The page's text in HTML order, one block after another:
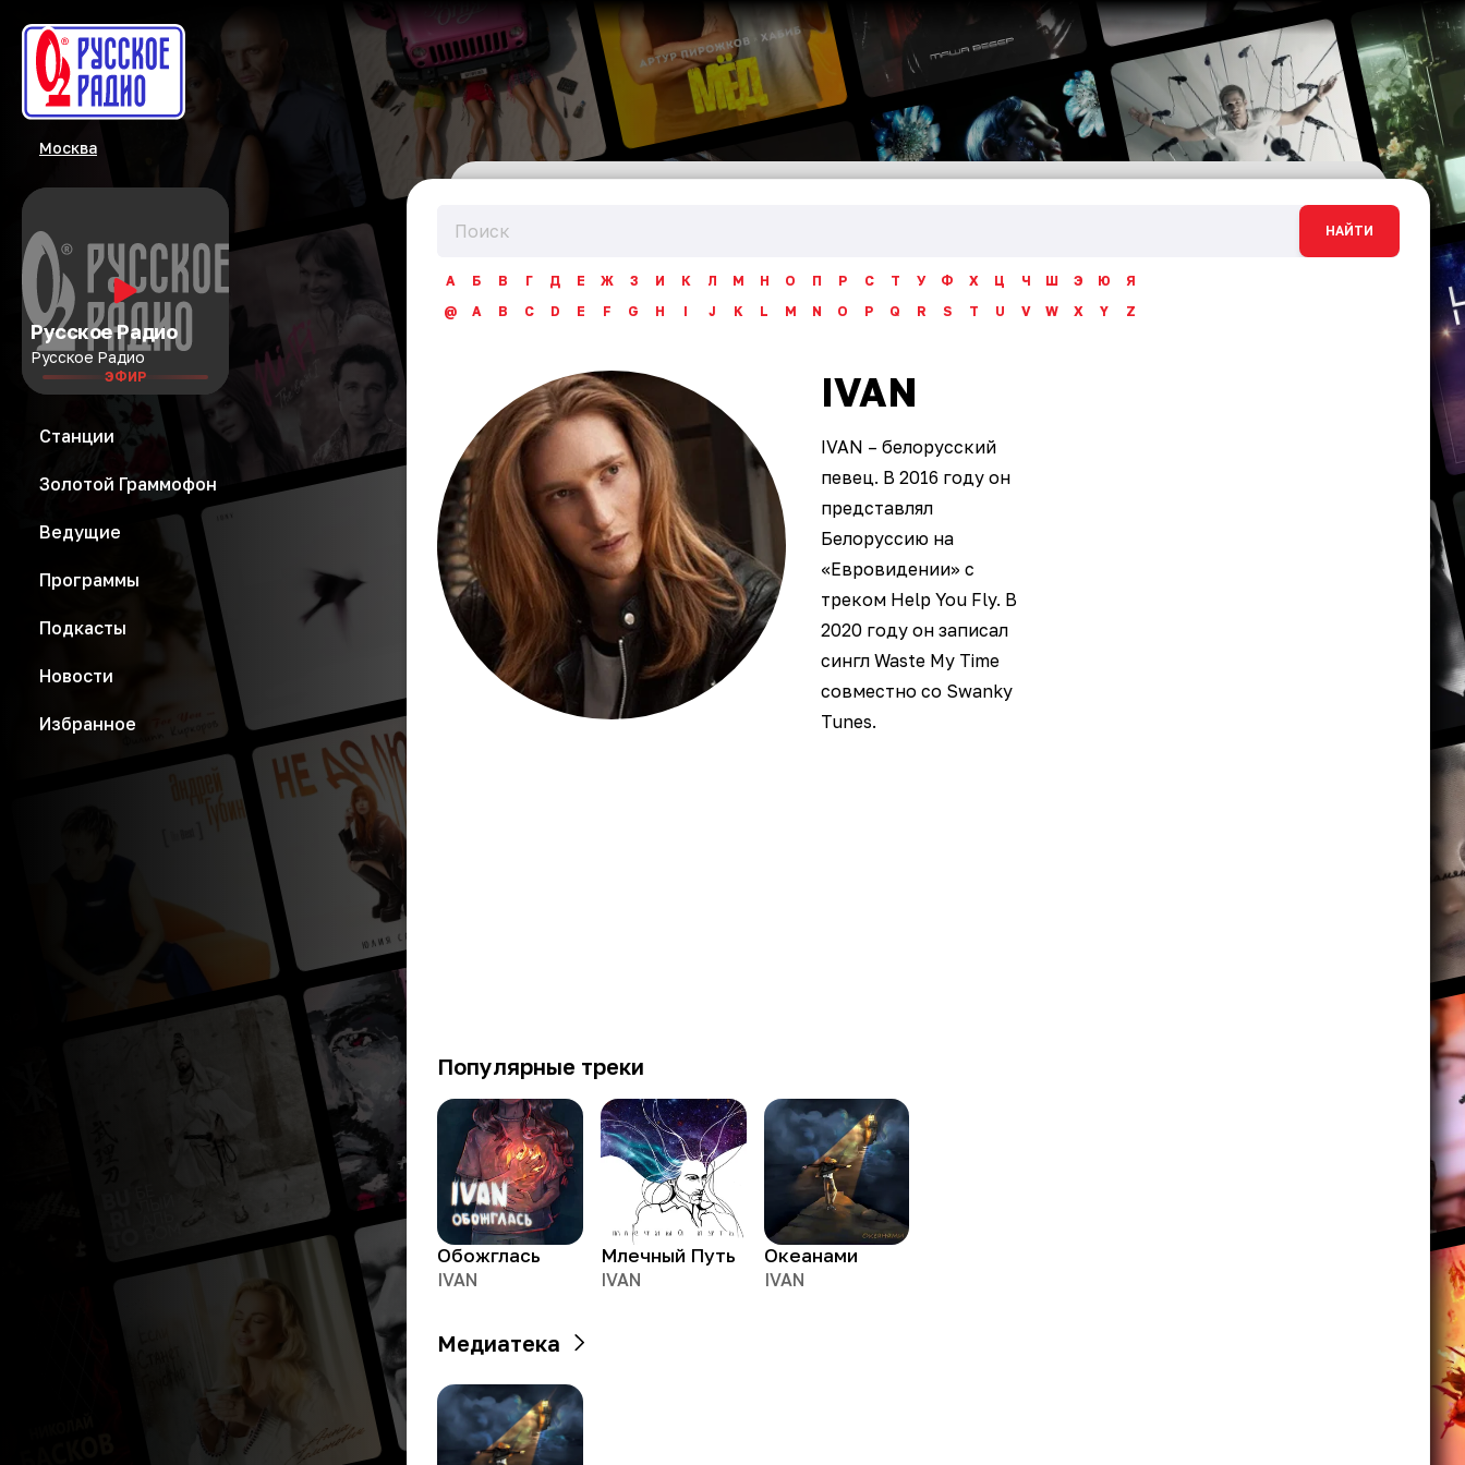
Москва
Русское Радио
Русское Радио
ЭФИР
Станции
Золотой Граммофон
Ведущие
Программы
Подкасты
Новости
Избранное
НАЙТИ
А Б В Г Д Е Ж З И К Л М Н О П Р С Т У Ф Х Ц Ч Ш Э Ю
Я
@
A B C D E F G H I J K L M N O P Q R S T U V W X Y Z
IVAN
IVAN – белорусский
певец. В 2016 году он
представлял
Белоруссию на
«Евровидении» с
треком Help You Fly. В
2020 году он записал
сингл Waste My Time
совместно со Swanky
Tunes.
Популярные треки
Обожглась
IVAN
Млечный Путь
IVAN
Океанами
IVAN
Медиатека